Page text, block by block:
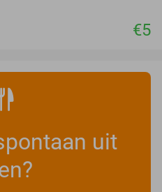
€5
uit